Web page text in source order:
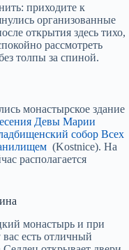
приходите к
организованные
открытия здесь тихо,
рассмотреть
толпы за спиной.
монастырское здание
Девы Марии
собор Всех
(Kostnice). На
располагается
монастырь и при
есть отличный